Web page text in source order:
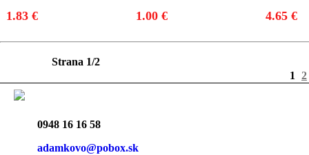
1.83 € 1.00 € 4.65 €
Strana 1/2
1
2
0948 16 16 58
adamkovo@pobox.sk